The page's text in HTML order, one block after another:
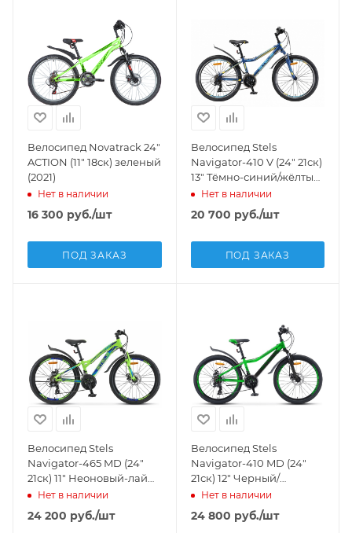
Велосипед Novatrack 24"
ACTION (11" 18ск) зеленый
(2021)
Нет в наличии
16 300 руб./шт
ПОД ЗАКАЗ
Велосипед Stels
Navigator-410 V (24" 21ск)
13" Тёмно-синий/жёлтый,
V010Нет в наличии
20 700 руб./шт
ПОД ЗАКАЗ
Велосипед Stels
Navigator-465 MD (24"
21ск) 11" Неоновый-лайм/
синий, V010
Нет в наличии
24 200 руб./шт
Велосипед Stels
Navigator-410 MD (24"
21ск) 12" Черный/
зеленый, V010
Нет в наличии
24 800 руб./шт